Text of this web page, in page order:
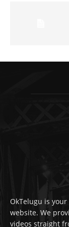
OkTelugu is
website. We
videos straight